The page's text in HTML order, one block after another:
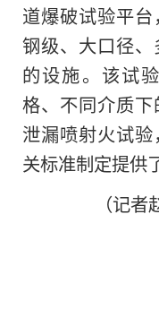
道爆破试验平
钢级、大口径
的设施。该试
格、不同介质
泄漏喷射火试
关标准制定提供
（记者赵